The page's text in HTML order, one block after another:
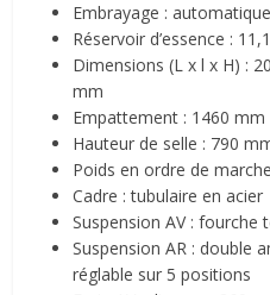
Embrayage :
Réservoir d’essence :
Dimensions (L x l x H) :
mm
Empattement : 1460 mm
Hauteur de selle : 790
Poids en ordre de
Cadre : tubulaire en acier
Suspension AV : fourche
Suspension AR : double
réglable sur 5 positions